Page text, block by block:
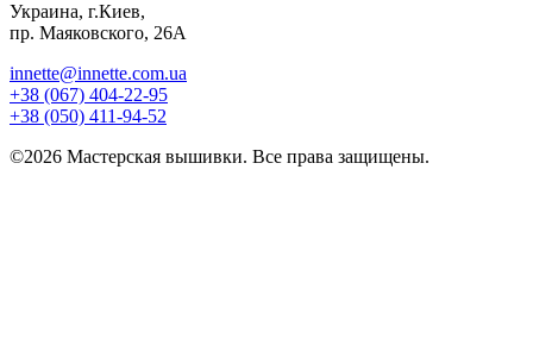
Украина, г.Киев,
пр. Маяковского, 26А
innette@innette.com.ua
+38 (067) 404-22-95
+38 (050) 411-94-52
©2026 Мастерская вышивки. Все права защищены.